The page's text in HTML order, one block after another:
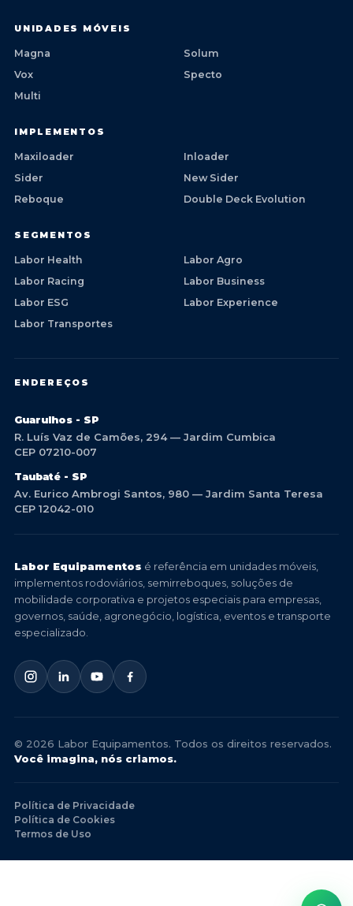
UNIDADES MÓVEIS
Magna
Solum
Vox
Specto
Multi
IMPLEMENTOS
Maxiloader
Inloader
Sider
New Sider
Reboque
Double Deck Evolution
SEGMENTOS
Labor Health
Labor Agro
Labor Racing
Labor Business
Labor ESG
Labor Experience
Labor Transportes
ENDEREÇOS
Guarulhos - SP
R. Luís Vaz de Camões, 294 — Jardim Cumbica
CEP 07210-007
Taubaté - SP
Av. Eurico Ambrogi Santos, 980 — Jardim Santa Teresa
CEP 12042-010
Labor Equipamentos é referência em unidades móveis,
implementos rodoviários, semirreboques, soluções de
mobilidade corporativa e projetos especiais para empresas,
governos, saúde, agronegócio, logística, eventos e transporte
especializado.
© 2026 Labor Equipamentos. Todos os direitos reservados.
Você imagina, nós criamos.
Política de Privacidade
Política de Cookies
Termos de Uso